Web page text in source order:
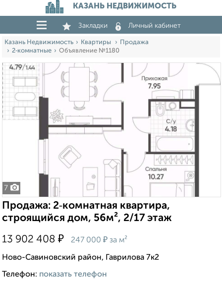
КАЗАНЬ НЕДВИЖИМОСТЬ
Закладки Личный кабинет
Казань Недвижимость Квартиры
Продажа
2‑комнатные
Объявление №1180
7
Продажа: 2‑комнатная квартира,
строящийся дом, 56м², 2/17 этаж
13 902 408 ₽ 247 000 ₽ за м²
Ново-Савиновский район, Гаврилова 7к2
Телефон: показать телефон